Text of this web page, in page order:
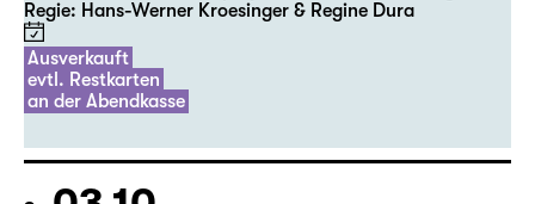
20:00 Diskothek
Premiere
Kitt
Ein Dokumentartheaterprojekt von dura & kroesinger
Regie: Hans-Werner Kroesinger & ­Regine Dura
Ausverkauft
evtl. Restkarten
an der Abendkasse